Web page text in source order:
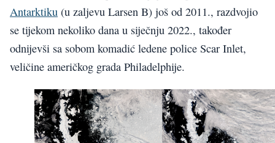
Antarktiku (u zaljevu Larsen B) još od 2011., razdvojio
se tijekom nekoliko dana u siječnju 2022., također
odnijevši sa sobom komadić ledene police Scar Inlet,
veličine američkog grada Philadelphije.